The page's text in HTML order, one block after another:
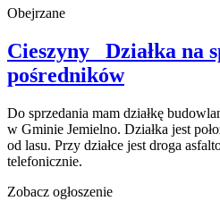
Obejrzane
Cieszyny Działka na
pośredników
Do sprzedania mam działkę
w Gminie Jemielno. Działka jest
od lasu. Przy działce jest droga
telefonicznie.
Zobacz ogłoszenie